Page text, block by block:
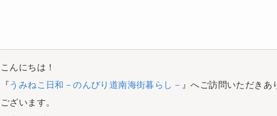
こんにちは！
『うみねこ日和－のんびり道南海街暮らし－ 』へご訪問いただきあ
ございます。